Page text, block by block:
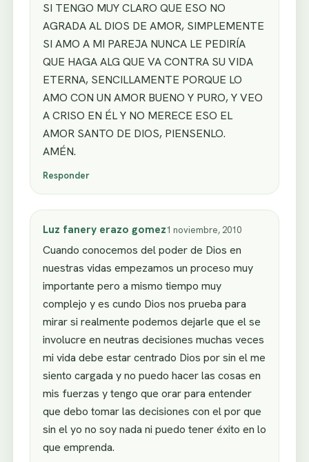
SI TENGO MUY CLARO QUE ESO NO
AGRADA AL DIOS DE AMOR, SIMPLEMENTE
SI AMO A MI PAREJA NUNCA LE PEDIRÍA
QUE HAGA ALG QUE VA CONTRA SU VIDA
ETERNA, SENCILLAMENTE PORQUE LO
AMO CON UN AMOR BUENO Y PURO, Y VEO
A CRISO EN ÉL Y NO MERECE ESO EL
AMOR SANTO DE DIOS, PIENSENLO.
AMÉN.
Responder
Luz fanery erazo gomez1 noviembre, 2010
Cuando conocemos del poder de Dios en
nuestras vidas empezamos un proceso muy
importante pero a mismo tiempo muy
complejo y es cundo Dios nos prueba para
mirar si realmente podemos dejarle que el se
involucre en neutras decisiones muchas veces
mi vida debe estar centrado Dios por sin el me
siento cargada y no puedo hacer las cosas en
mis fuerzas y tengo que orar para entender
que debo tomar las decisiones con el por que
sin el yo no soy nada ni puedo tener éxito en lo
que emprenda.